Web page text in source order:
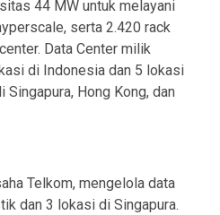
44 MW untuk melayani
serta 2.420 rack
Data Center milik
di Indonesia dan 5 lokasi
Hong Kong, dan
Telkom, mengelola data
dan 3 lokasi di Singapura.